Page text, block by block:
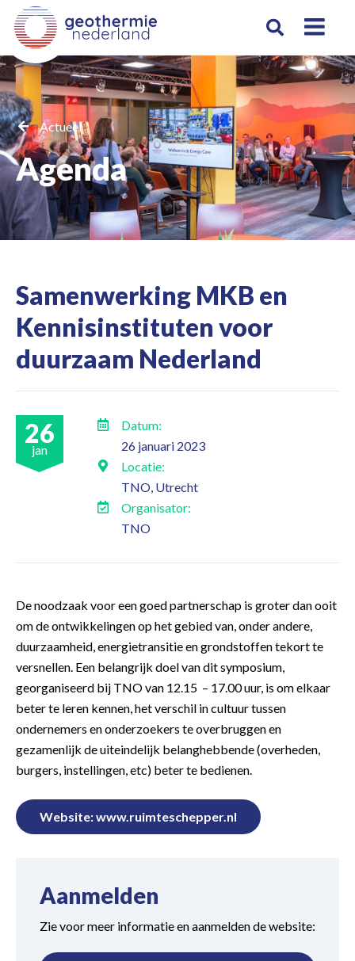
Actueel
Agenda
Samenwerking MKB en
Kennisinstituten voor
duurzaam Nederland
26
jan
Datum:
26 januari 2023
Locatie:
TNO, Utrecht
Organisator:
TNO
De noodzaak voor een goed partnerschap is groter dan ooit
om de ontwikkelingen op het gebied van, onder andere,
duurzaamheid, energietransitie en grondstoffen tekort te
versnellen. Een belangrijk doel van dit symposium,
georganiseerd bij TNO van 12.15 – 17.00 uur, is om elkaar
beter te leren kennen, het verschil in cultuur tussen
ondernemers en onderzoekers te overbruggen en
gezamenlijk de uiteindelijk belanghebbende (overheden,
burgers, instellingen, etc) beter te bedienen.
Website: www.ruimteschepper.nl
Aanmelden
Zie voor meer informatie en aanmelden de website: